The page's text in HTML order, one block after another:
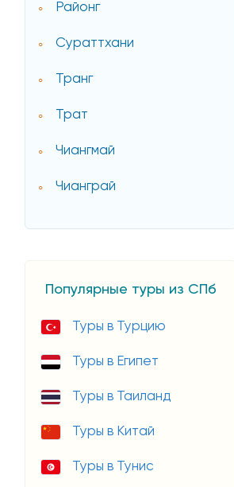
Районг
Сураттхани
Транг
Трат
Чиангмай
Чианграй
Популярные туры из СПб
Туры в Турцию
Туры в Египет
Туры в Таиланд
Туры в Китай
Туры в Тунис